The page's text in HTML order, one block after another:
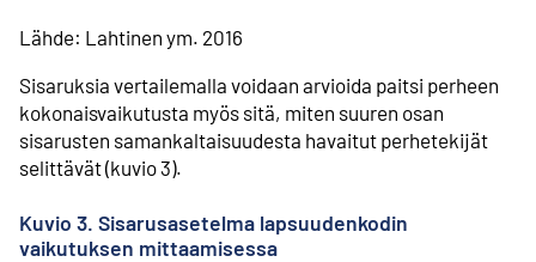
Lähde: Lahtinen ym. 2016
Sisaruksia vertailemalla voidaan arvioida paitsi perheen
kokonaisvaikutusta myös sitä, miten suuren osan
sisarusten samankaltaisuudesta havaitut perhetekijät
selittävät (kuvio 3).
Kuvio 3. Sisarusasetelma lapsuudenkodin
vaikutuksen mittaamisessa